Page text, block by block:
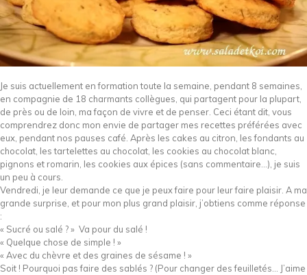
Je suis actuellement en formation toute la semaine, pendant 8 semaines,
en compagnie de 18 charmants collègues, qui partagent pour la plupart,
de près ou de loin, ma façon de vivre et de penser. Ceci étant dit, vous
comprendrez donc mon envie de partager mes recettes préférées avec
eux, pendant nos pauses café. Après les cakes au citron, les fondants au
chocolat, les tartelettes au chocolat, les cookies au chocolat blanc,
pignons et romarin, les cookies aux épices (sans commentaire…), je suis
un peu à cours.
Vendredi, je leur demande ce que je peux faire pour leur faire plaisir. A ma
grande surprise, et pour mon plus grand plaisir, j’obtiens comme réponse
:
« Sucré ou salé ? » Va pour du salé !
« Quelque chose de simple ! »
« Avec du chèvre et des graines de sésame ! »
Soit ! Pourquoi pas faire des sablés ? (Pour changer des feuilletés… J’aime